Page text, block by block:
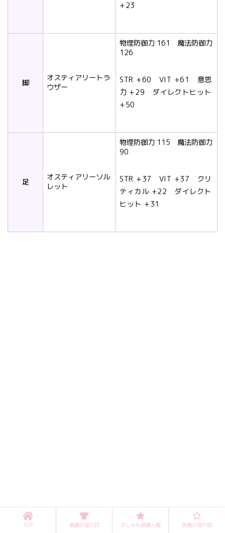
+23
脚
オスティアリートラ
ウザー
物理防御力 161 魔法防御力
126
STR +60 VIT +61 意思
力 +29 ダイレクトヒット
+50
足
オスティアリーソル
レット
物理防御力 115 魔法防御力
90
STR +37 VIT +37 クリ
ティカル +22 ダイレクト
ヒット +31
TOP 装備の見た目 おしゃれ装備一覧 武器の見た目